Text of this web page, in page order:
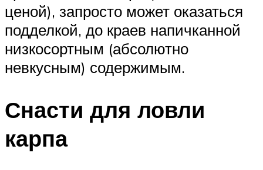
ценой), запросто может оказаться
подделкой, до краев напичканной
низкосортным (абсолютно
невкусным) содержимым.
Снасти для ловли
карпа